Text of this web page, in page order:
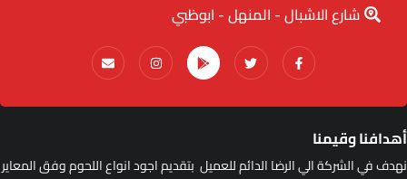
شارع الاشبال - المنهل - ابوظبي
وقيمنا
في الشركة الي الرضا الدائم للعميل بتقديم اجود انواع اللحوم وفق المعاير